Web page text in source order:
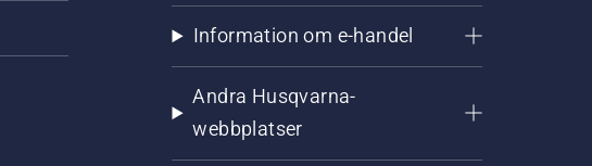
Information om e-handel
Andra Husqvarna-
webbplatser